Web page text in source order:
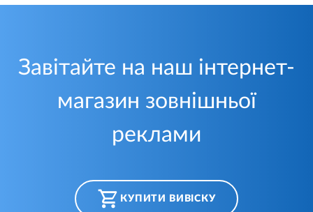
Завітайте на наш інтернет-
магазин зовнішньої
реклами
КУПИТИ ВИВІСКУ